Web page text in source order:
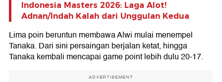
Indonesia Masters 2026: Laga Alot!
Adnan/Indah Kalah dari Unggulan Kedua
Lima poin beruntun membawa Alwi mulai menempel
Tanaka. Dari sini persaingan berjalan ketat, hingga
Tanaka kembali mencapai game point lebih dulu 20-17.
ADVERTISEMENT